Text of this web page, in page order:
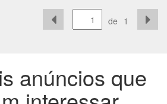
de 1
anúncios que